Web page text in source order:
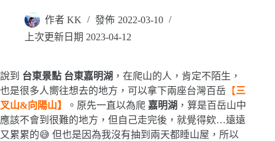
作者 KK 發佈 2022-03-10
上次更新日期 2023-04-12
說到 台東景點 台東嘉明湖 ，在爬山的人，肯定不陌生，
也是很多人嚮往想去的地方，可以拿下兩座台灣百岳 【三
叉山&向陽山】 。原先一直以為爬 嘉明湖 ，算是百岳山中
應該不會到很難的地方，但自己走完後，就覺得欸…遠遠
又累累的😅 但也是因為我沒有抽到兩天都睡山屋，所以